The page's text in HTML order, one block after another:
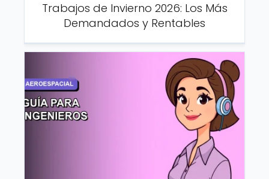
Trabajos de Invierno 2026: Los Más
Demandados y Rentables